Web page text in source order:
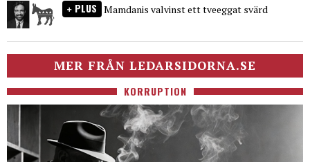
PLUS Mamdanis valvinst ett tveeggat svärd
MER FRÅN LEDARSIDORNA.SE
KORRUPTION